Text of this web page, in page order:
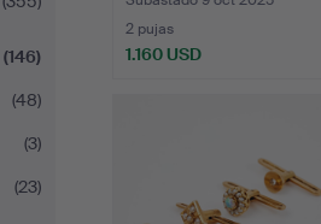
(146)
(48)
(3)
(23)
2 pujas
1.160 USD